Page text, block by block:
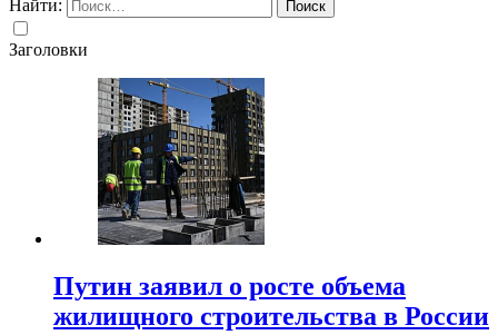
Найти:
Заголовки
Путин заявил о росте объема
жилищного строительства в России